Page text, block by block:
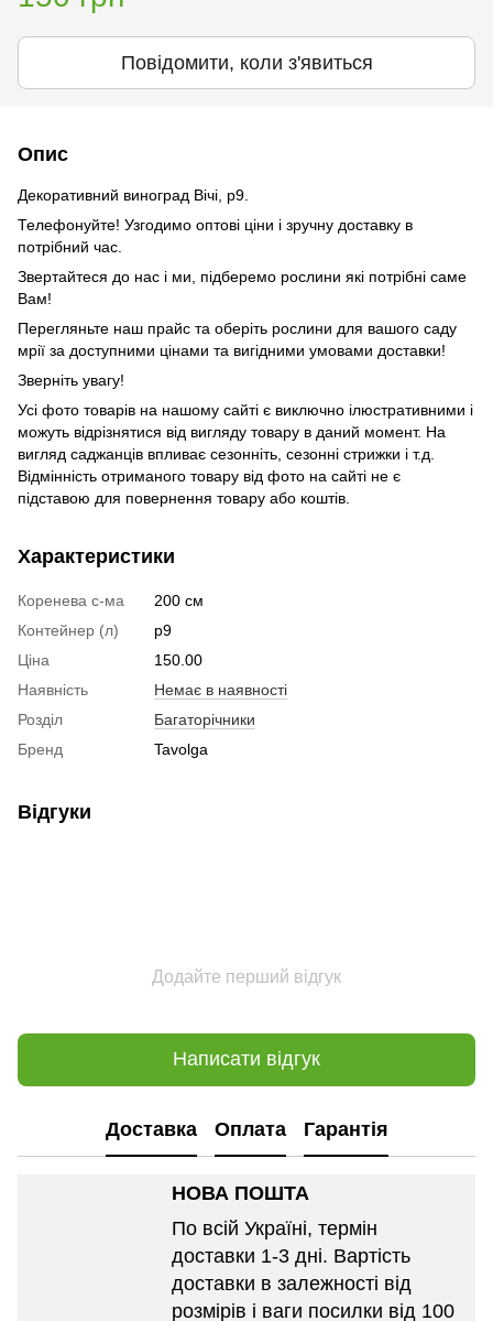
Повідомити, коли з'явиться
Опис
Декоративний виноград Вічі, р9.
Телефонуйте! Узгодимо оптові ціни і зручну доставку в
потрібний час.
Звертайтеся до нас і ми, підберемо рослини які потрібні саме
Вам!
Перегляньте наш прайс та оберіть рослини для вашого саду
мрії за доступними цінами та вигідними умовами доставки!
Зверніть увагу!
Усі фото товарів на нашому сайті є виключно ілюстративними і
можуть відрізнятися від вигляду товару в даний момент. На
вигляд саджанців впливає сезонніть, сезонні стрижки і т.д.
Відмінність отриманого товару від фото на сайті не є
підставою для повернення товару або коштів.
Характеристики
Коренева с-ма
200 см
Контейнер (л)
р9
Ціна
150.00
Наявність
Немає в наявності
Розділ
Багаторічники
Бренд
Tavolga
Відгуки
Додайте перший відгук
Написати відгук
Доставка Оплата Гарантія
НОВА ПОШТА
По всій Україні, термін
доставки 1-3 дні. Вартість
доставки в залежності від
розмірів і ваги посилки від 100